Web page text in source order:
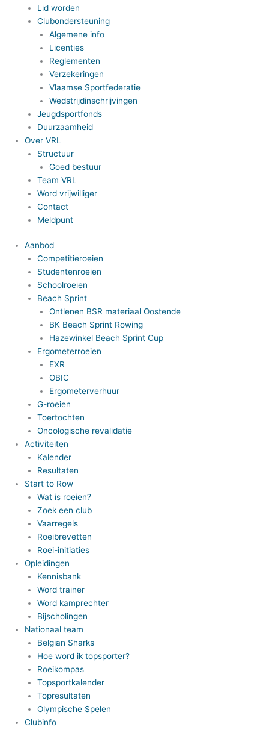
Lid worden
Clubondersteuning
Algemene info
Licenties
Reglementen
Verzekeringen
Vlaamse Sportfederatie
Wedstrijdinschrijvingen
Jeugdsportfonds
Duurzaamheid
Over VRL
Structuur
Goed bestuur
Team VRL
Word vrijwilliger
Contact
Meldpunt
Aanbod
Competitieroeien
Studentenroeien
Schoolroeien
Beach Sprint
Ontlenen BSR materiaal Oostende
BK Beach Sprint Rowing
Hazewinkel Beach Sprint Cup
Ergometerroeien
EXR
OBIC
Ergometerverhuur
G-roeien
Toertochten
Oncologische revalidatie
Activiteiten
Kalender
Resultaten
Start to Row
Wat is roeien?
Zoek een club
Vaarregels
Roeibrevetten
Roei-initiaties
Opleidingen
Kennisbank
Word trainer
Word kamprechter
Bijscholingen
Nationaal team
Belgian Sharks
Hoe word ik topsporter?
Roeikompas
Topsportkalender
Topresultaten
Olympische Spelen
Clubinfo